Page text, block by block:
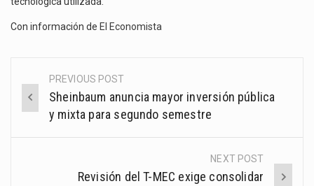
Con información de El Economista
Post
navigation
PREVIOUS POST
Sheinbaum anuncia mayor inversión pública
y mixta para segundo semestre
NEXT POST
Revisión del T-MEC exige consolidar